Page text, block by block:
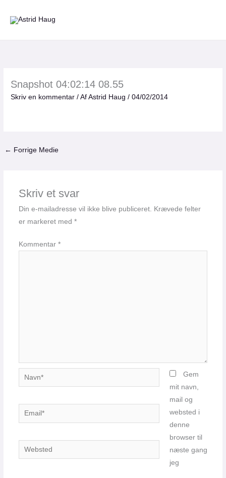
Snapshot 04:02:14 08.55
Skriv en kommentar / AfAstrid Haug/04/02/2014
← Forrige Medie
Skriv et svar
Din e-mailadresse vil ikke blive publiceret. Krævede felter
er markeret med *
Kommentar *
Navn*
Email*
Websted
Gem
mit navn,
mail og
websted i
denne
browser til
næste gang
jeg